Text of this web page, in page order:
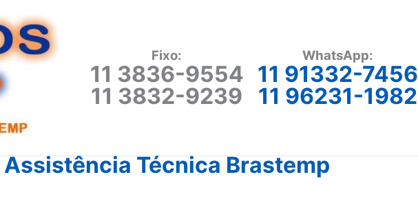
Fixo:
11 3836-9554
11 3832-9239
WhatsApp:
11 91332-7456
11 96231-1982
Assistência Técnica Brastemp